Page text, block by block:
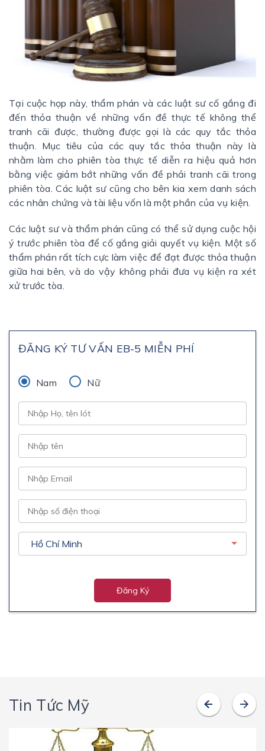
Tại cuộc họp này, thẩm phán và các luật sư cố gắng đi
đến thỏa thuận về những vấn đề thực tế không thể
tranh cãi được, thường được gọi là các quy tắc thỏa
thuận. Mục tiêu của các quy tắc thỏa thuận này là
nhằm làm cho phiên tòa thực tế diễn ra hiệu quả hơn
bằng việc giảm bớt những vấn đề phải tranh cãi trong
phiên tòa. Các luật sư cũng cho bên kia xem danh sách
các nhân chứng và tài liệu vốn là một phần của vụ kiện.
Các luật sư và thẩm phán cũng có thể sử dụng cuộc hội
ý trước phiên tòa để cố gắng giải quyết vụ kiện. Một số
thẩm phán rất tích cực làm việc để đạt được thỏa thuận
giữa hai bên, và do vậy không phải đưa vụ kiện ra xét
xử trước tòa.
ĐĂNG KÝ TƯ VẤN EB-5 MIỄN PHÍ
Nam Nữ
Đăng Ký
Tin Tức Mỹ